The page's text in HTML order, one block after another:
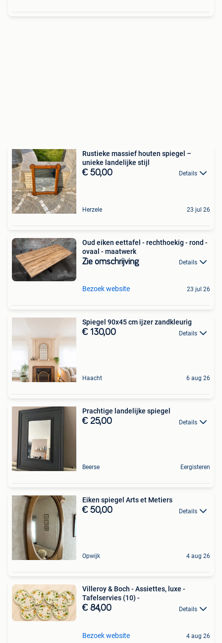
Rustieke massief houten spiegel –
unieke landelijke stijl
€ 50,00 Details
Herzele 23 jul 26
Oud eiken eettafel - rechthoekig - rond -
ovaal - maatwerk
Zie omschrijving Details
Bezoek website 23 jul 26
Spiegel 90x45 cm ijzer zandkleurig
€ 130,00 Details
Haacht 6 aug 26
Prachtige landelijke spiegel
€ 25,00 Details
Beerse Eergisteren
Eiken spiegel Arts et Metiers
€ 50,00 Details
Opwijk 4 aug 26
Villeroy & Boch - Assiettes, luxe -
Tafelservies (10) -
€ 84,00 Details
Bezoek website 4 aug 26